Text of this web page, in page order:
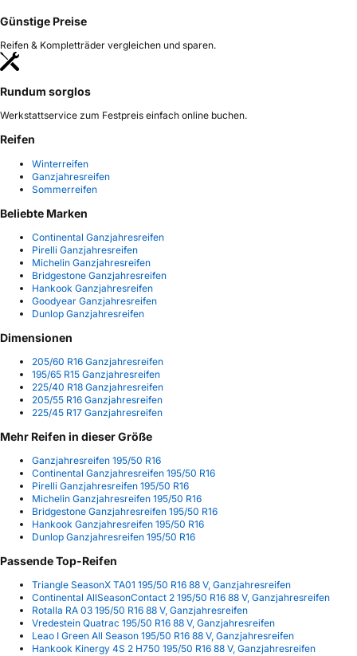
Günstige Preise
Reifen & Kompletträder vergleichen und sparen.
Rundum sorglos
Werkstattservice zum Festpreis einfach online buchen.
Reifen
Winterreifen
Ganzjahresreifen
Sommerreifen
Beliebte Marken
Continental Ganzjahresreifen
Pirelli Ganzjahresreifen
Michelin Ganzjahresreifen
Bridgestone Ganzjahresreifen
Hankook Ganzjahresreifen
Goodyear Ganzjahresreifen
Dunlop Ganzjahresreifen
Dimensionen
205/60 R16 Ganzjahresreifen
195/65 R15 Ganzjahresreifen
225/40 R18 Ganzjahresreifen
205/55 R16 Ganzjahresreifen
225/45 R17 Ganzjahresreifen
Mehr Reifen in dieser Größe
Ganzjahresreifen 195/50 R16
Continental Ganzjahresreifen 195/50 R16
Pirelli Ganzjahresreifen 195/50 R16
Michelin Ganzjahresreifen 195/50 R16
Bridgestone Ganzjahresreifen 195/50 R16
Hankook Ganzjahresreifen 195/50 R16
Dunlop Ganzjahresreifen 195/50 R16
Passende Top-Reifen
Triangle SeasonX TA01 195/50 R16 88 V, Ganzjahresreifen
Continental AllSeasonContact 2 195/50 R16 88 V, Ganzjahresreifen
Rotalla RA 03 195/50 R16 88 V, Ganzjahresreifen
Vredestein Quatrac 195/50 R16 88 V, Ganzjahresreifen
Leao I Green All Season 195/50 R16 88 V, Ganzjahresreifen
Hankook Kinergy 4S 2 H750 195/50 R16 88 V, Ganzjahresreifen